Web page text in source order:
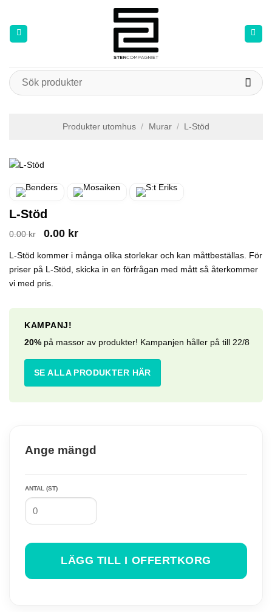
content
Sök
efter:
Produkter utomhus / Murar / L-Stöd
L-Stöd
0.00kr
Det
priset
var:
0.00 kr.
0.00 krDet
priset
är:
L-Stöd kommer i många olika storlekar och kan måttbeställas. För
priser på L-Stöd, skicka in en förfrågan med mått så återkommer
vi med pris.
KAMPANJ!
20% på massor av produkter! Kampanjen håller på till 22/8
SE ALLA PRODUKTER HÄR
Ange mängd
ANTAL (ST)
LÄGG TILL I OFFERTKORG